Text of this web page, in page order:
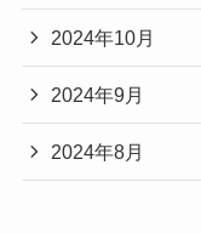
2024年10月
2024年9月
2024年8月